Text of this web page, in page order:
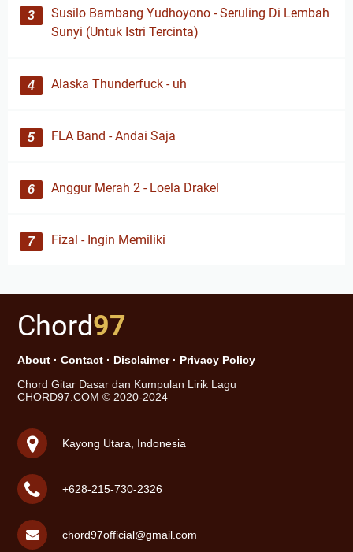
Susilo Bambang Yudhoyono - Seruling Di Lembah
Sunyi (Untuk Istri Tercinta)
Alaska Thunderfuck - uh
FLA Band - Andai Saja
Anggur Merah 2 - Loela Drakel
Fizal - Ingin Memiliki
Chord97
About · Contact · Disclaimer· Privacy Policy
Chord Gitar Dasar dan Kumpulan Lirik Lagu
CHORD97.COM © 2020-2024
Kayong Utara, Indonesia
+628-215-730-2326
chord97official@gmail.com